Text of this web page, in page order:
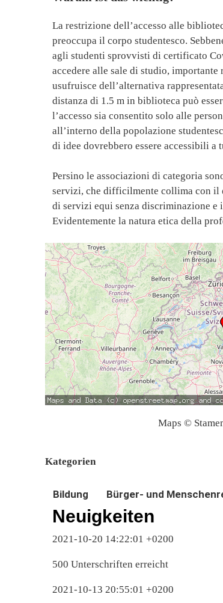
La restrizione dell’accesso alle
preoccupa il corpo studentesco.
agli studenti sprovvisti di certificato
accedere alle sale di studio,
usufruisce dell’alternativa
distanza di 1.5 m in biblioteca può
l’accesso sia consentito solo alle
all’interno della popolazione
di idee dovrebbero essere accessibili a
Persino le associazioni di categoria
servizi, che difficilmente collima con il
di servizi equi senza discriminazione
Evidentemente la natura etica della
Maps ©
Kategorien
Bildung Bürger- und
Neuigkeiten
2021-10-20 14:22:01 +0200
500 Unterschriften erreicht
2021-10-13 20:55:01 +0200